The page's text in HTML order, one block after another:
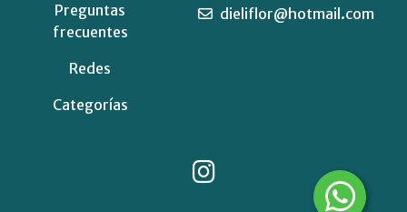
Preguntas
frecuentes
Redes
Categorías
dieliflor@hotmail.com